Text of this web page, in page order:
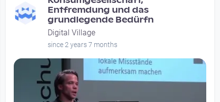
Entfremdung und das
grundlegende Bedürfn
Digital Village
since 2 years 7 months